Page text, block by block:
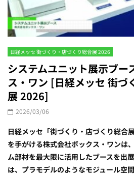
日経メッセ 街づくり・店づくり総合展 2026
システムユニット展示ブー
ス・ワン [日経メッセ 街づ
展 2026]
2026/03/06
日経メッセ「街づくり・店づくり総合
を手がける株式会社ボックス・ワンは
ム部材を最大限に活用したブースを出
は、プラモデルのようなモジュール空